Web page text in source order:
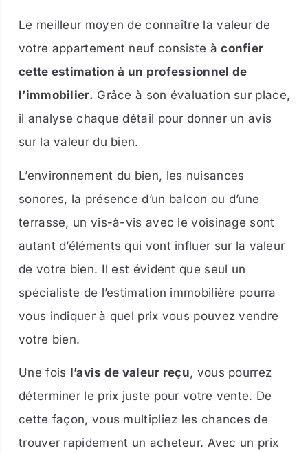
Le meilleur moyen de connaître la valeur de
votre appartement neuf consiste àconfier
cette estimation à un professionnel de
l’immobilier. Grâce à son évaluation sur place,
il analyse chaque détail pour donner un avis
sur la valeur du bien.
L’environnement du bien, les nuisances
sonores, la présence d’un balcon ou d’une
terrasse, un vis-à-vis avec le voisinage sont
autant d’éléments qui vont influer sur la valeur
de votre bien. Il est évident que seul un
spécialiste de l’estimation immobilière pourra
vous indiquer à quel prix vous pouvez vendre
votre bien.
Une fois l’avis de valeur reçu, vous pourrez
déterminer le prix juste pour votre vente. De
cette façon, vous multipliez les chances de
trouver rapidement un acheteur. Avec un prix